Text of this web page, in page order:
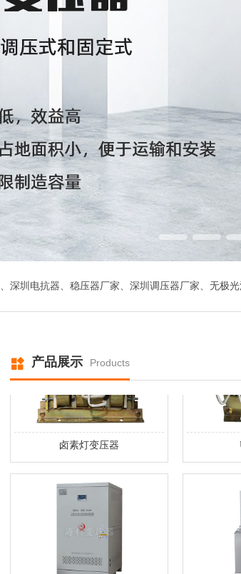
、 深圳电抗器、 稳压器厂家、 深圳调压器厂家、 无极
产品展示 Products
平波电抗器
卤素灯变压器